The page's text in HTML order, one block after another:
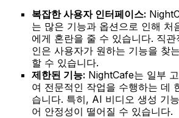
복잡한 사용자 인터페이스:
는 많은 기능과 옵션으로 인해 처
에게 혼란을 줄 수 있습니다. 직
인은 사용자가 원하는 기능을 찾
할 수 있습니다.
제한된 기능: NightCafe는 일부
여 전문적인 작업을 수행하는 데
습니다. 특히, AI 비디오 생성 기
어 안정성이 떨어질 수 있습니다.